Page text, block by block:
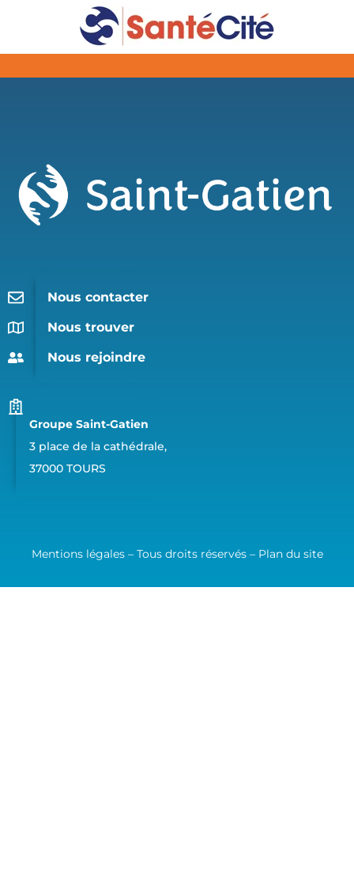
Nous contacter
Nous trouver
Nous rejoindre
Groupe Saint-Gatien
3 place de la cathédrale,
37000 TOURS
Mentions légales – Tous droits réservés – Plan du site